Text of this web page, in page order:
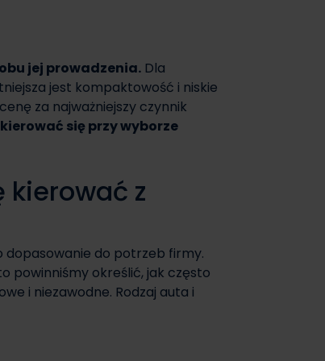
jej prowadzenia.Dla
jest kompaktowość i niskie
za najważniejszy czynnik
się przy wyborze
kierować z
dopasowanie do potrzeb firmy.
powinniśmy określić, jak często
i niezawodne. Rodzaj auta i